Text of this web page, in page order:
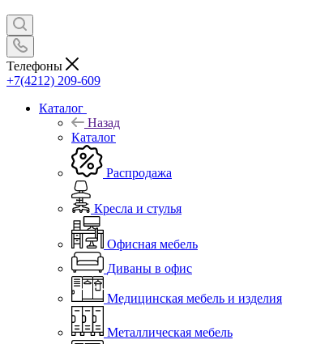
Телефоны
+7(4212) 209-609
Каталог
Назад
Каталог
Распродажа
Кресла и стулья
Офисная мебель
Диваны в офис
Медицинская мебель и изделия
Металлическая мебель